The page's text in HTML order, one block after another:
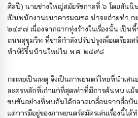
ศิลปี) นายช่างใหญ่สมัยรัชกาลที่ ๖ โดยสันนิ
เป็นพนักงานธนาคารมณฑล น่าจะถ่ายทำ กะ
๒๔๙๗ เนื่องจากฉากทุ่งร้างในเรื่องนั้น เป็น
ถนนสุขุมวิท ที่ชาลีกำลังปรับปรุงเพื่อเตรียม
ทำพิธีขึ้นบ้านใหม่ใน พ.ศ. ๒๔๙๘
กะเทยเป็นเหตุ จึงเป็นภาพยนตร์ไทยที่นำเสน
ละครหลักที่เก่าแก่ที่สุดเท่าที่มีการค้นพบ แม้
ขบขันอย่างที่พบกันได้กลาดเกลื่อนจากสื่อบั
แต่การมีอยู่ของภาพยนตร์สมัครเล่นเรื่องนี้ได้